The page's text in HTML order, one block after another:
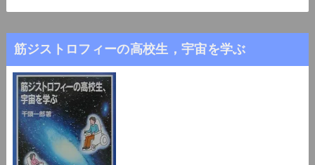
筋ジストロフィーの高校生，宇宙を学ぶ